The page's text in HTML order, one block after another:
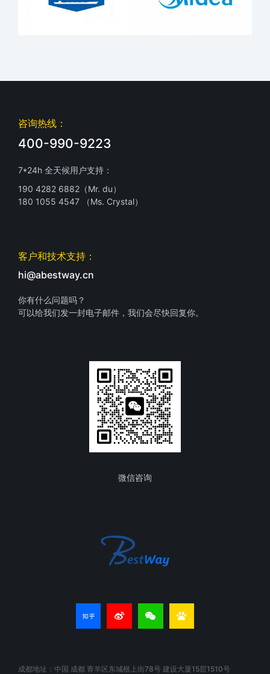
咨询热线：
400-990-9223
7*24h 全天候用户支持：
190 4282 6882（Mr. du）
180 1055 4547 （Ms. Crystal）
客户和技术支持：
hi@abestway.cn
你有什么问题吗？
可以给我们发一封电子邮件，我们会尽快回复你。
微信咨询
成都地址：中国 成都 青羊区东城根上街78号 建设大厦15层1510号